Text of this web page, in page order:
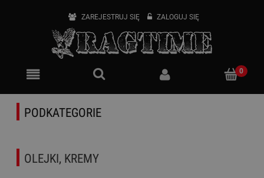
ZAREJESTRUJ SIĘ ZALOGUJ SIĘ
PODKATEGORIE
OLEJKI, KREMY